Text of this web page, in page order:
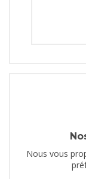
Nous vous